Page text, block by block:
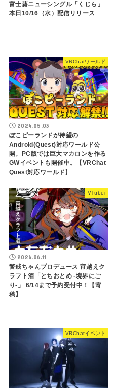
富士葵ニューシングル「くじら」
本日10/16（水）配信リリース
VRChatワールド
2024.05.03
ぽこピーランドが待望の
Android(Quest)対応ワールド公
開。PC版では巨大マカロンを作る
GWイベントも開催中。【VRChat
Quest対応ワールド】
VTuber
2026.06.11
警戒ちゃんプロデュース 宵越えク
ラフト酒「とちおとめ -境界にご
り-」 6/14まで予約受付中！【寄
稿】
VRChatイベント